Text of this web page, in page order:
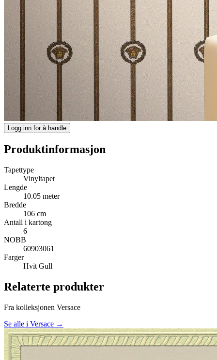
Logg inn for å handle
Produktinformasjon
Tapettype
Vinyltapet
Lengde
10.05 meter
Bredde
106 cm
Antall i kartong
6
NOBB
60903061
Farger
Hvit Gull
Relaterte produkter
Fra kolleksjonen Versace
Se alle i Versace →